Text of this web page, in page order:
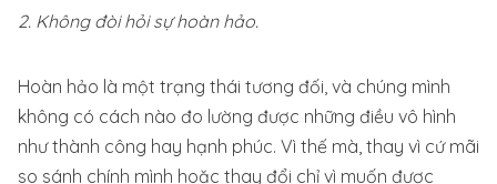
2. Không đòi hỏi sự hoàn hảo.
Hoàn hảo là một trạng thái tương đối, và chúng mình
không có cách nào đo lường được những điều vô hình
như thành công hay hạnh phúc. Vì thế mà, thay vì cứ mãi
so sánh chính mình hoặc thay đổi chỉ vì muốn được